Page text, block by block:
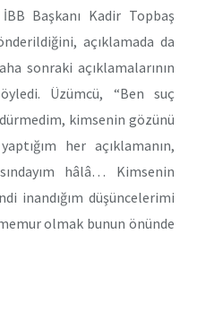
Başkanı Kadir Topbaş
açıklamada da
sonraki açıklamalarının
Üzümcü, “Ben suç
kimsenin gözünü
her açıklamanın,
hâlâ… Kimsenin
inandığım düşüncelerimi
olmak bunun önünde